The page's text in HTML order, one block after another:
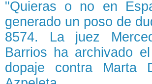
"Quieras o no en
generado un poso de
8574. La juez
Barrios ha archivado
dopaje contra Marta